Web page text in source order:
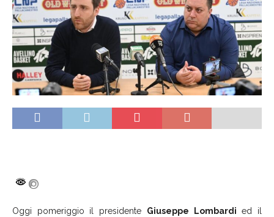
Oggi pomeriggio il presidente Giuseppe Lombardi ed il